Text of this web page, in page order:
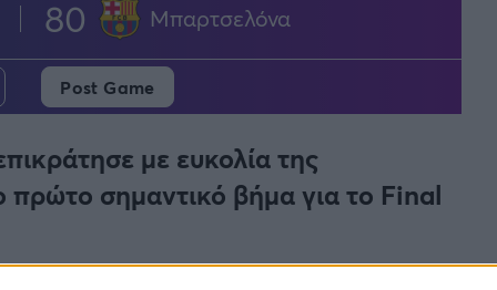
80 Μπαρτσελόνα
Post Game
με ευκολία της
σημαντικό βήμα για το Final